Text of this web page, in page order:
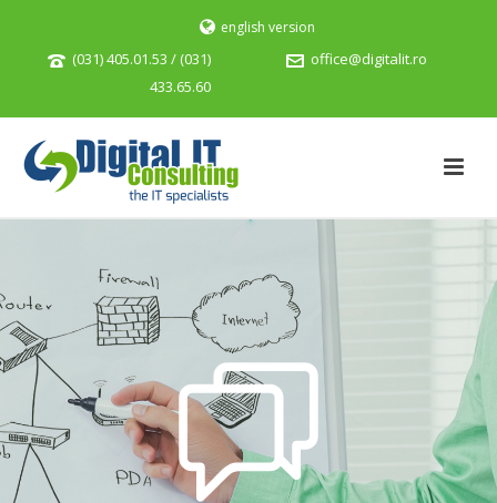
english version
(031) 405.01.53 / (031)
433.65.60
office@digitalit.ro